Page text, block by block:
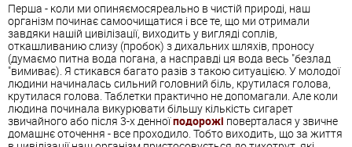
Перша - коли ми опиняємосяреально в чистій природі, наш
організм починає самоочищатися і все те, що ми отримали
завдяки нашій цивілізації, виходить у вигляді соплів,
откашливанию слизу (пробок) з дихальних шляхів, проносу
(думаємо питна вода погана, а насправді ця вода весь "безлад
"вимиває). Я стикався багато разів з такою ситуацією. У молодої
людини начиналась сильний головний біль, крутилася голова,
крутилася голова. Таблетки практично не допомагали. Але коли
людина починала викурювати більшу кількість сигарет
звичайного або після 3-х денноїподорожі поверталася у звичне
домашнє оточення - все проходило. Тобто виходить, що за життя